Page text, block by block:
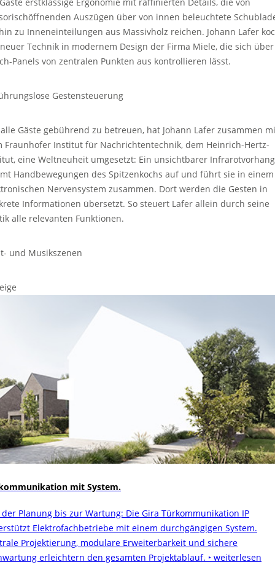
Auszügen über von innen beleuchtete
zu Inneneinteilungen aus Massivholz reichen. Johann Lafer
Technik in modernem Design der Firma Miele, die sich über
Panels von zentralen Punkten aus kontrollieren lässt.
Gestensteuerung
Gäste gebührend zu betreuen, hat Johann Lafer zusammen
Fraunhofer Institut für Nachrichtentechnik, dem Heinrich-Hertz-
eine Weltneuheit umgesetzt: Ein unsichtbarer Infrarotvorhang
Handbewegungen des Spitzenkochs auf und führt sie in einem
Nervensystem zusammen. Dort werden die Gesten in
Informationen übersetzt. So steuert Lafer allein durch seine
alle relevanten Funktionen.
und Musikszenen
mit System.
der Planung bis zur Wartung: Die Gira Türkommunikation IP
Elektrofachbetriebe mit einem durchgängigen System.
Projektierung, modulare Erweiterbarkeit und sichere
erleichtern den gesamten Projektablauf. ‣ weiterlesen